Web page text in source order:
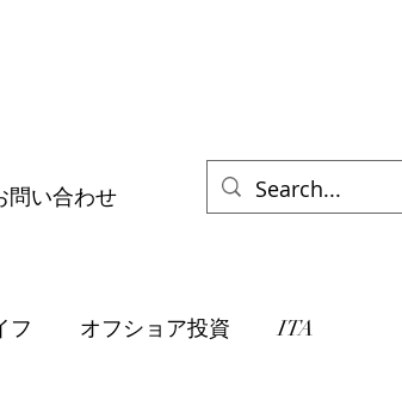
問い合わせ
フ オフショア投資 ITA